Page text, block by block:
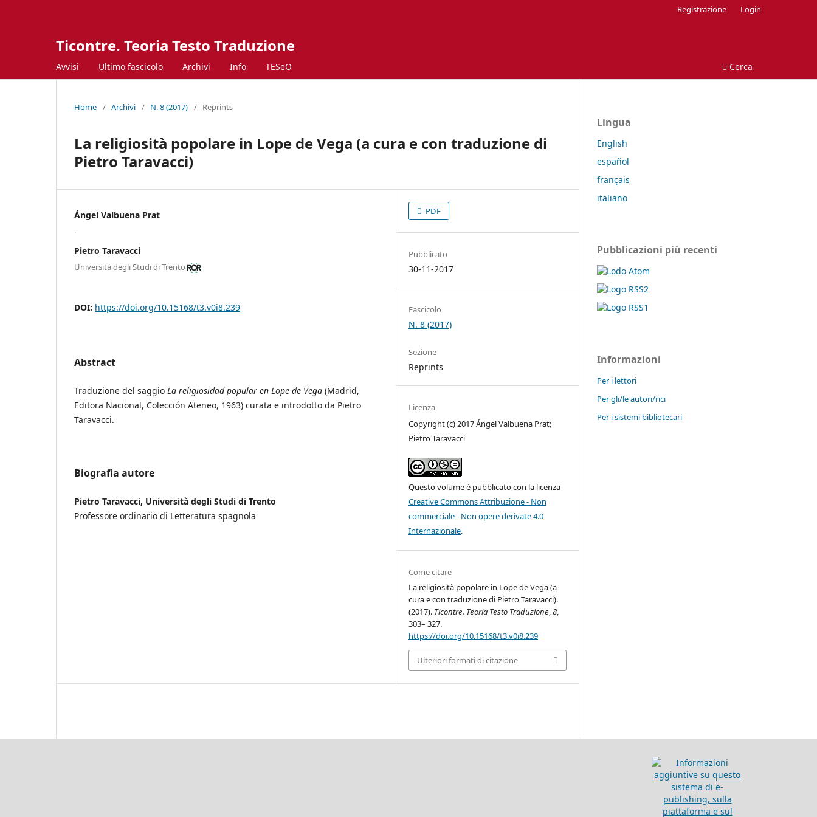
Ticontre. Teoria Testo Traduzione
Avvisi Ultimo fascicolo Archivi Info TESeO Cerca
Registrazione Login
Home / Archivi / N. 8 (2017) / Reprints
La religiosità popolare in Lope de Vega (a cura e con traduzione di
Pietro Taravacci)
Ángel Valbuena Prat
.
Pietro Taravacci
Università degli Studi di Trento
DOI: https://doi.org/10.15168/t3.v0i8.239
Abstract
Traduzione del saggio La religiosidad popular en Lope de Vega (Madrid,
Editora Nacional, Colección Ateneo, 1963) curata e introdotto da Pietro
Taravacci.
Biografia autore
Pietro Taravacci, Università degli Studi di Trento
Professore ordinario di Letteratura spagnola
PDF
Pubblicato
30-11-2017
Fascicolo
N. 8 (2017)
Sezione
Reprints
Licenza
Copyright (c) 2017 Ángel Valbuena Prat;
Pietro Taravacci
Questo volume è pubblicato con la licenza
Creative Commons Attribuzione - Non
commerciale - Non opere derivate 4.0
Internazionale.
Come citare
La religiosità popolare in Lope de Vega (a
cura e con traduzione di Pietro Taravacci).
(2017). Ticontre. Teoria Testo Traduzione,8,
303– 327.
https://doi.org/10.15168/t3.v0i8.239
Ulteriori formati di citazione
Lingua
English
español
français
italiano
Pubblicazioni più recenti
Informazioni
Per i lettori
Per gli/le autori/rici
Per i sistemi bibliotecari